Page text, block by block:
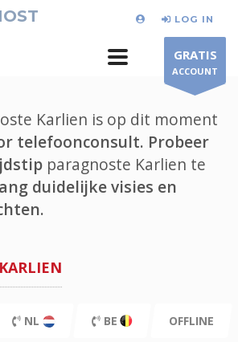
LOG IN
GRATIS
ACCOUNT
Karlien is op dit moment
telefoonconsult. Probeer
paragnoste Karlien te
duidelijke visies en
KARLIEN
NL BE OFFLINE